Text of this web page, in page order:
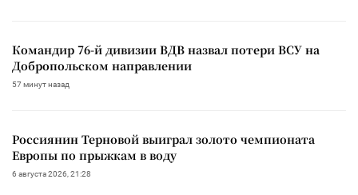
Командир 76-й дивизии ВДВ назвал потери ВСУ на
Добропольском направлении
57 минут назад
Россиянин Терновой выиграл золото чемпионата
Европы по прыжкам в воду
6 августа 2026, 21:28